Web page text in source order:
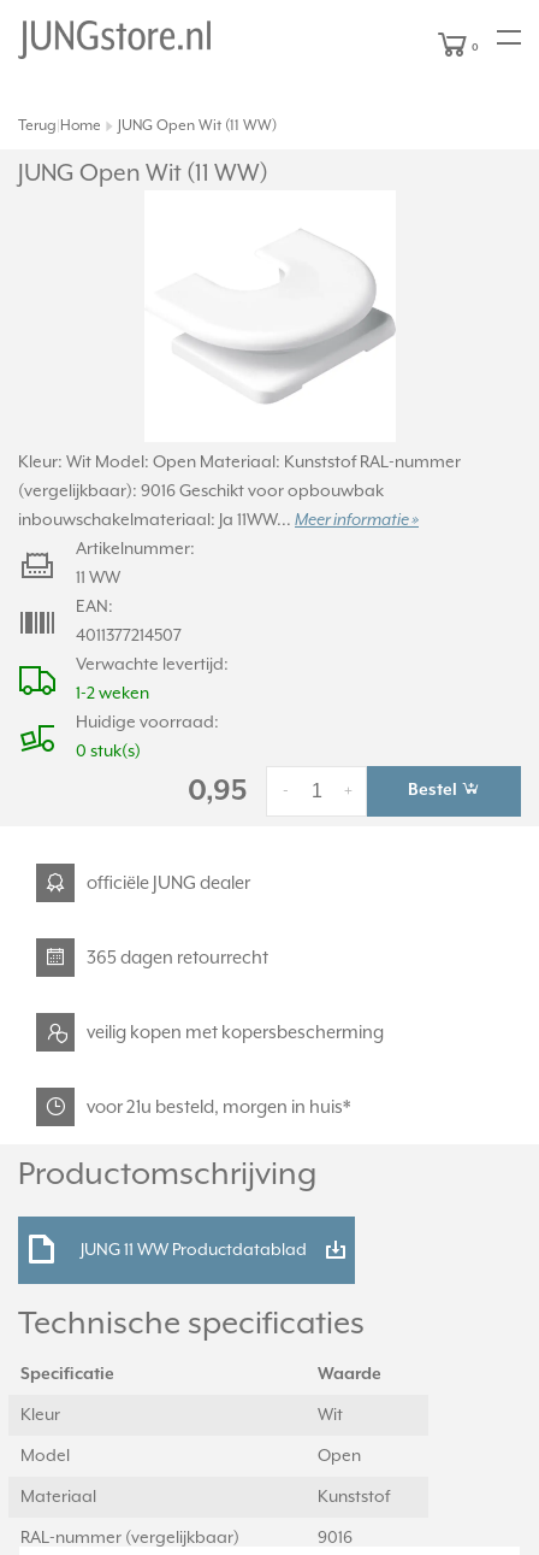
0
Terug Home JUNG Open Wit (11 WW)
JUNG Open Wit (11 WW)
Kleur: Wit Model: Open Materiaal: Kunststof RAL-nummer
(vergelijkbaar): 9016 Geschikt voor opbouwbak
inbouwschakelmateriaal: Ja 11WW... Meer informatie »
Verwachte levertijd:
1-2 weken
Huidige voorraad:
0 stuk(s)
Artikelnummer:
11 WW
EAN:
4011377214507
0,95 +
- Bestel
officiële JUNG dealer
365 dagen retourrecht
veilig kopen met kopersbescherming
voor 21u besteld, morgen in huis*
Productomschrijving
JUNG 11 WW Productdatablad
Technische specificaties
Specificatie Waarde
Kleur Wit
Model Open
Materiaal Kunststof
RAL-nummer (vergelijkbaar) 9016